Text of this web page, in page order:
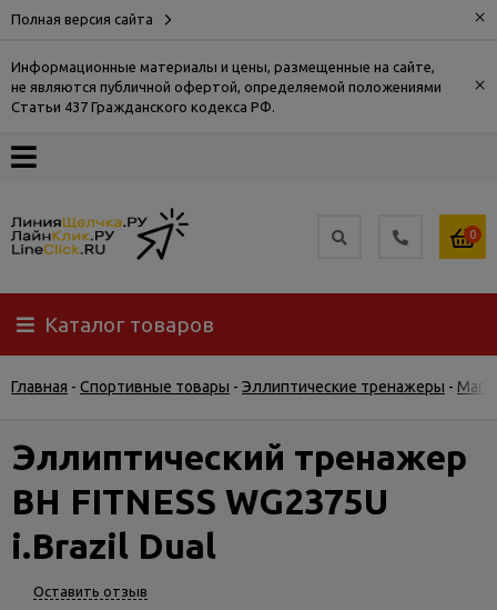
Полная версия сайта ×
Информационные материалы и цены, размещенные на сайте,
не являются публичной офертой, определяемой положениями
Статьи 437 Гражданского кодекса РФ.
×
О
Доставка
Самовывоз
Гарантия
возврат
Услуги
и
сервис
0
Каталог товаров
Главная - Спортивные товары - Эллиптические тренажеры -
Эллиптический тренажер
BH FITNESS WG2375U
i.Brazil Dual
Оставить отзыв